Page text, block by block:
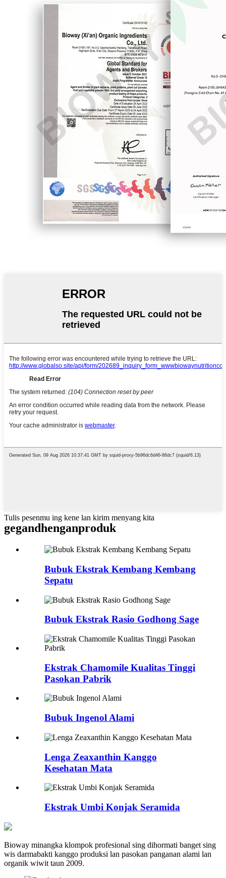
Tulis pesenmu ing kene lan kirim menyang kita
gegandhenganproduk
Bubuk Ekstrak Kembang Kembang
Sepatu
Bubuk Ekstrak Rasio Godhong Sage
Ekstrak Chamomile Kualitas Tinggi
Pasokan Pabrik
Bubuk Ingenol Alami
Lenga Zeaxanthin Kanggo
Kesehatan Mata
Ekstrak Umbi Konjak Seramida
Bioway minangka klompok profesional sing dihormati banget sing
wis darmabakti kanggo produksi lan pasokan panganan alami lan
organik wiwit taun 2009.